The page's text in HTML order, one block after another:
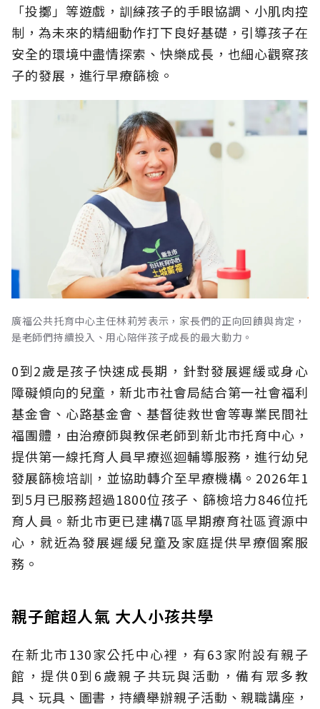
「投擲」等遊戲，訓練孩子的手眼協調、小肌肉控
制，為未來的精細動作打下良好基礎，引導孩子在
安全的環境中盡情探索、快樂成長，也細心觀察孩
子的發展，進行早療篩檢。
廣福公共托育中心主任林莉芳表示，家長們的正向回饋與肯定，
是老師們持續投入、用心陪伴孩子成長的最大動力。
0到2歲是孩子快速成長期，針對發展遲緩或身心
障礙傾向的兒童，新北市社會局結合第一社會福利
基金會、心路基金會、基督徒救世會等專業民間社
福團體，由治療師與教保老師到新北市托育中心，
提供第一線托育人員早療巡迴輔導服務，進行幼兒
發展篩檢培訓，並協助轉介至早療機構。2026年1
到5月已服務超過1800位孩子、篩檢培力846位托
育人員。新北市更已建構7區早期療育社區資源中
心，就近為發展遲緩兒童及家庭提供早療個案服
務。
親子館超人氣 大人小孩共學
在新北市130家公托中心裡，有63家附設有親子
館，提供0到6歲親子共玩與活動，備有眾多教
具、玩具、圖書，持續舉辦親子活動、親職講座，